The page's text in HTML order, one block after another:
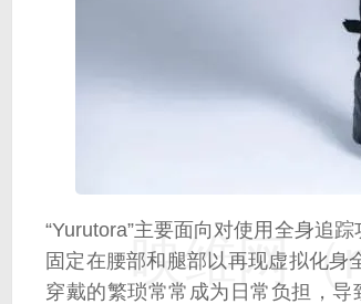
“Yurutora”主要面向对使用全身追
固定在腰部和腿部以再现虚拟化身
穿戴的繁琐常常成为日常负担，
映维网（